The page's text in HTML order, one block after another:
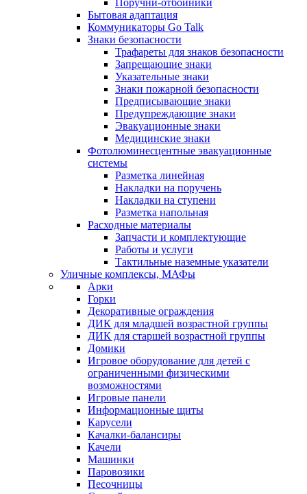
Поручни-отбойники
Бытовая адаптация
Коммуникаторы Go Talk
Знаки безопасности
Трафареты для знаков безопасности
Запрещающие знаки
Указательные знаки
Знаки пожарной безопасности
Предписывающие знаки
Предупреждающие знаки
Эвакуационные знаки
Медицинские знаки
Фотолюминесцентные эвакуационные
системы
Разметка линейная
Накладки на поручень
Накладки на ступени
Разметка напольная
Расходные материалы
Запчасти и комплектующие
Работы и услуги
Тактильные наземные указатели
Уличные комплексы, МАФы
Арки
Горки
Декоративные ограждения
ДИК для младшей возрастной группы
ДИК для старшей возрастной группы
Домики
Игровое оборудование для детей с
ограниченными физическими
возможностями
Игровые панели
Информационные щиты
Карусели
Качалки-балансиры
Качели
Машинки
Паровозики
Песочницы